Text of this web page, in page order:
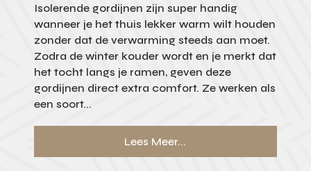
Isolerende gordijnen zijn super handig
wanneer je het thuis lekker warm wilt houden
zonder dat de verwarming steeds aan moet.
Zodra de winter kouder wordt en je merkt dat
het tocht langs je ramen, geven deze
gordijnen direct extra comfort. Ze werken als
een soort...
Lees Meer...